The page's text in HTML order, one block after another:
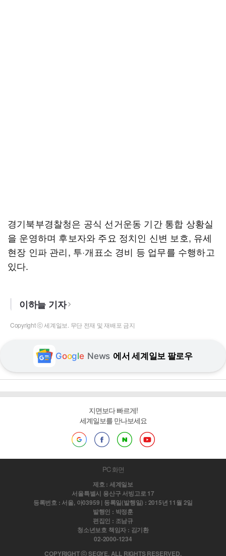
경기북부경찰청은 공식 선거운동 기간 통합 상황실
을 운영하며 후보자와 주요 정치인 신변 보호, 유세
현장 인파 관리, 투·개표소 경비 등 업무를 수행하고
있다.
이하늘 기자
Copyright ⓒ 세계일보. 무단 전재 및 재배포 금지
Google News 에서 세계일보 팔로우
지면보다 빠르게!
세계일보를 만나보세요
PC 화면
제호 : 세계일보
서울특별시 용산구 서빙고로 17
등록번호 : 서울, 아03959 | 등록일(발행일) : 2015년 11월 2일
발행인 : 박정훈
편집인 : 조남규
청소년보호 책임자 : 김기환
02-2000-1234
COPYRIGHT ⓒ SEGYE. ALL RIGHTS RESERVED.